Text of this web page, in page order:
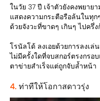
ในวัย 37 ปี เจ้าตัวยังคงพยา
แสดงความกระตือรือล้นในทุก
ด้วยจังวะที่ขาดๆ เกินๆ ไปครึ่
โรนัลโด้ ลงเอยด้วยการลงเ
ไม่มีครั้งใดที่จบสกอร์ตรงกรอ
ตาข่ายสำเร็จแต่ถูกจับล้ำหน้า
4. ท่าทีให้โอกาสดาวรุ่ง